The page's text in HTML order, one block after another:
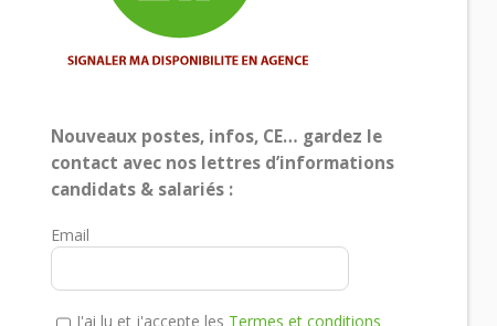
Nouveaux postes, infos, CE… gardez le
contact avec nos lettres d’informations
candidats & salariés :
Email
J'ai lu et j'accepte les Termes et conditions